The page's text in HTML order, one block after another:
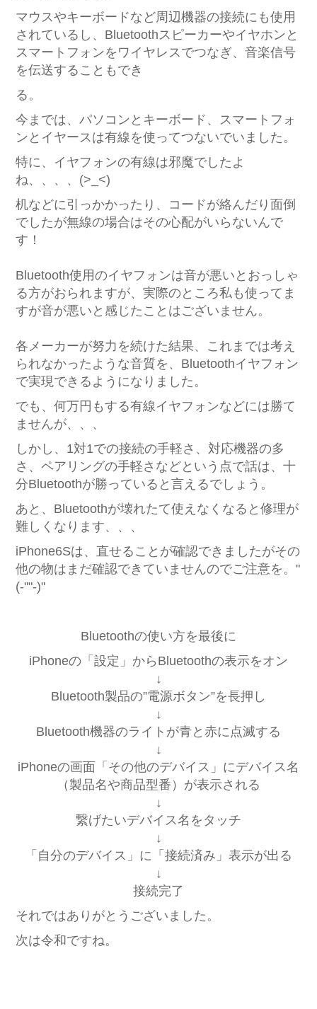
マウスやキーボードなど周辺機器の接続にも使用
されているし、Bluetoothスピーカーやイヤホンと
スマートフォンをワイヤレスでつなぎ、音楽信号
を伝送することもでき
る。
今までは、パソコンとキーボード、スマートフォ
ンとイヤースは有線を使ってつないでいました。
特に、イヤフォンの有線は邪魔でしたよ
ね、、、、(>_<)
机などに引っかかったり、コードが絡んだり面倒
でしたが無線の場合はその心配がいらないんで
す！
Bluetooth使用のイヤフォンは音が悪いとおっしゃ
る方がおられますが、実際のところ私も使ってま
すが音が悪いと感じたことはございません。
各メーカーが努力を続けた結果、これまでは考え
られなかったような音質を、Bluetoothイヤフォン
で実現できるようになりました。
でも、何万円もする有線イヤフォンなどには勝て
ませんが、、、
しかし、1対1での接続の手軽さ、対応機器の多
さ、ペアリングの手軽さなどという点で話は、十
分Bluetoothが勝っていると言えるでしょう。
あと、Bluetoothが壊れたて使えなくなると修理が
難しくなります、、、
iPhone6Sは、直せることが確認できましたがその
他の物はまだ確認できていませんのでご注意を。"
(-""-)"
Bluetoothの使い方を最後に
iPhoneの「設定」からBluetoothの表示をオン
↓
Bluetooth製品の”電源ボタン”を長押し
↓
Bluetooth機器のライトが青と赤に点滅する
↓
iPhoneの画面「その他のデバイス」にデバイス名
（製品名や商品型番）が表示される
↓
繋げたいデバイス名をタッチ
↓
「自分のデバイス」に「接続済み」表示が出る
↓
接続完了
それではありがとうございました。
次は令和ですね。